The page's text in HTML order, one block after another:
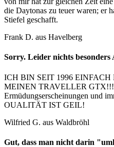
die Daytonas zu teuer waren; er
Stiefel geschafft.
Frank D. aus Havelberg
Sorry. Leider nichts besonders
ICH BIN SEIT 1996
MEINEN TRAVELLER
Ermüdungserscheinungen und
OUALITÄT IST GEIL!
Wilfried G. aus Waldbröhl
Gut, dass man nicht darin